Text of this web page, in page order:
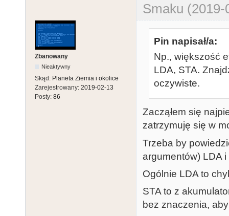
Smaku
Zbanowany
Nieaktywny
Skąd: Planeta Ziemia i okolice
Zarejestrowany: 2019-02-13
Posty: 86
Pin napisał/a:
Np., większość
LDA, STA.
oczywiste.
Zacząłem się
zatrzymuję się w
Trzeba by
argumentów) LDA i
Ogólnie LDA to
STA to z
bez znaczenia,